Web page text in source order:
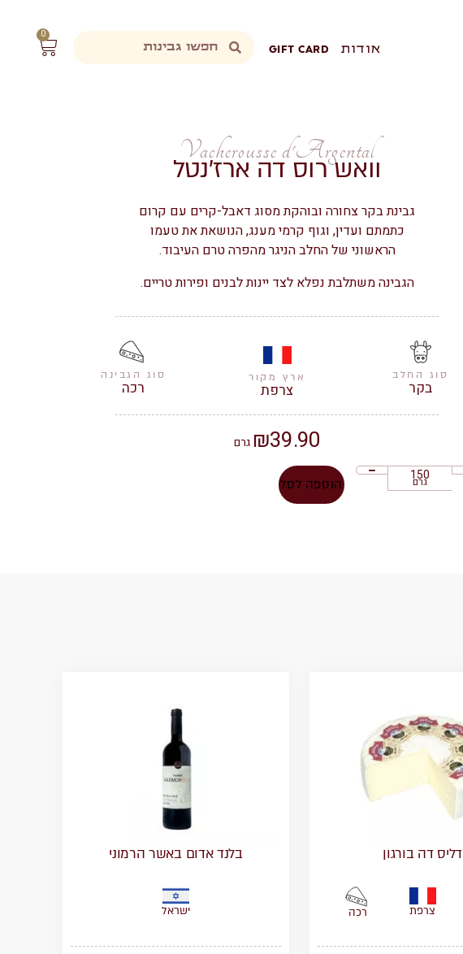
אודות GIFT CARD
0
Vacherousse d'Argental
וואש רוס דה ארז’נטל
גבינת בקר צחורה ובוהקת מסוג דאבל-קרים עם קרום
כתמתם ועדין, וגוף קרמי מענג, הנושאת את טעמו
הראשוני של החלב הניגר מהפרה טרם העיבוד.
הגבינה משתלבת נפלא לצד יינות לבנים ופירות טריים.
סוג החלב
בקר
ארץ מקור
צרפת
סוג הגבינה
רכה
₪39.90 גרם
גרם הוספה לסל
דליס דה בורגון
צרפת רכה
בלנד אדום באשר הרמוני
ישראל